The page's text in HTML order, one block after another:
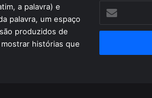
a palavra) e
palavra, um espaço
produzidos de
histórias que
seu
de